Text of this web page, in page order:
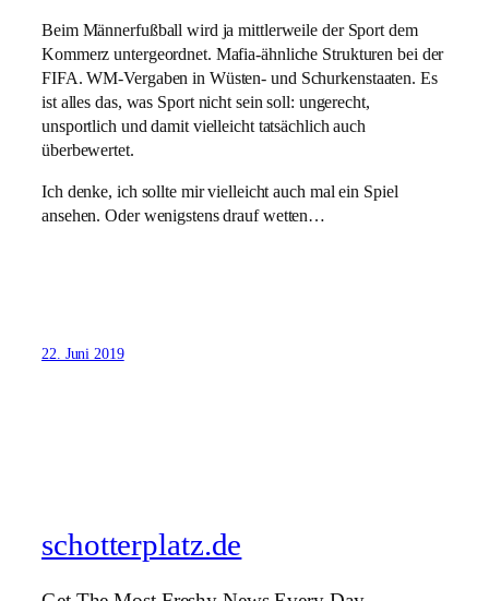
Beim Männerfußball wird ja mittlerweile der Sport dem
Kommerz untergeordnet. Mafia-ähnliche Strukturen bei der
FIFA. WM-Vergaben in Wüsten- und Schurkenstaaten. Es
ist alles das, was Sport nicht sein soll: ungerecht,
unsportlich und damit vielleicht tatsächlich auch
überbewertet.
Ich denke, ich sollte mir vielleicht auch mal ein Spiel
ansehen. Oder wenigstens drauf wetten…
22. Juni 2019
schotterplatz.de